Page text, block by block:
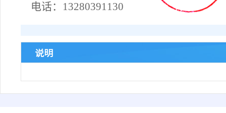
电话： 13280391130
说明